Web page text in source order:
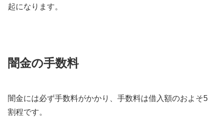
起になります。
闇金の手数料
闇金には必ず手数料がかかり、手数料は借入額のおよそ5
割程です。